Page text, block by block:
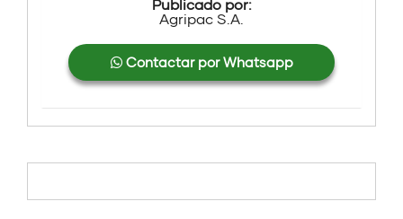
Publicado por:
Agripac S.A.
Contactar por Whatsapp